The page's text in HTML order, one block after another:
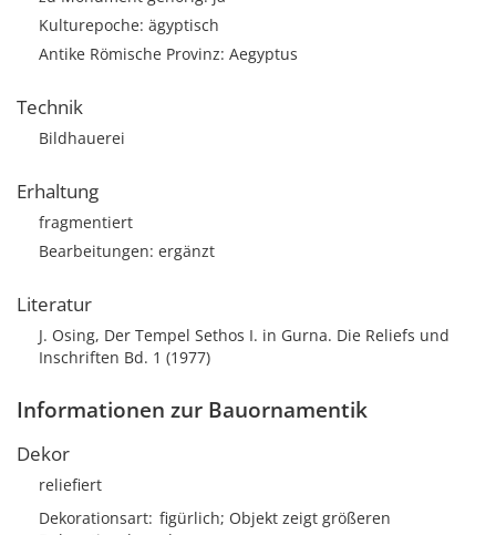
Kulturepoche: ägyptisch
Antike Römische Provinz: Aegyptus
Technik
Bildhauerei
Erhaltung
fragmentiert
Bearbeitungen: ergänzt
Literatur
J. Osing, Der Tempel Sethos I. in Gurna. Die Reliefs und
Inschriften Bd. 1 (1977)
Informationen zur Bauornamentik
Dekor
reliefiert
Dekorationsart figürlich; Objekt zeigt größeren